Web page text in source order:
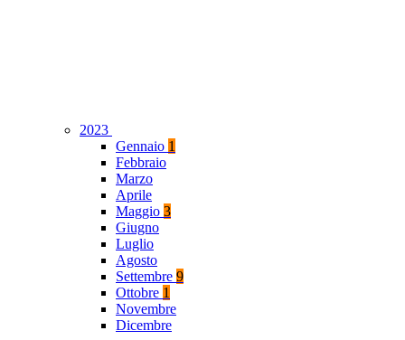
2023
Gennaio 1
Febbraio
Marzo
Aprile
Maggio 3
Giugno
Luglio
Agosto
Settembre 9
Ottobre 1
Novembre
Dicembre